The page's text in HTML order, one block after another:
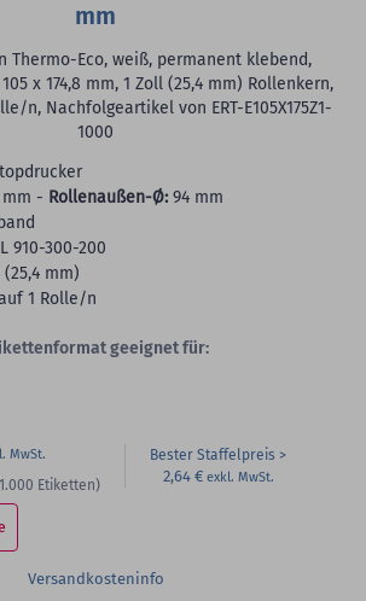
mm
Thermo-Eco, weiß, permanent klebend,
x 174,8 mm, 1 Zoll (25,4 mm) Rollenkern,
n, Nachfolgeartikel von ERT-E105X175Z1-
1000
mm - Rollenaußen-Ø: 94 mm
910-300-200
(25,4 mm)
1 Rolle/n
geeignet für:
Etiketten)
Bester Staffelpreis
2,64 €
Versandkosteninfo